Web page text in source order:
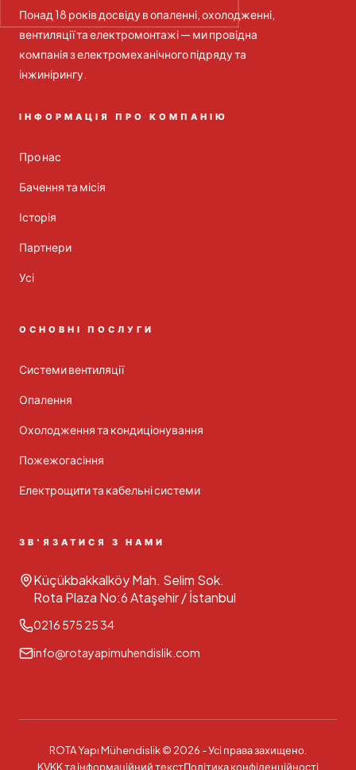
Понад 18 років досвіду в опаленні, охолодженні,
вентиляції та електромонтажі — ми провідна
компанія з електромеханічного підряду та
інжинірингу.
ІНФОРМАЦІЯ ПРО КОМПАНІЮ
Про нас
Бачення та місія
Історія
Партнери
Усі
ОСНОВНІ ПОСЛУГИ
Системи вентиляції
Опалення
Охолодження та кондиціонування
Пожежогасіння
Електрощити та кабельні системи
ЗВ'ЯЗАТИСЯ З НАМИ
Küçükbakkalköy Mah. Selim Sok.
Rota Plaza No:6 Ataşehir / İstanbul
0216 575 25 34
info@rotayapimuhendislik.com
ROTA Yapı Mühendislik © 2026 -Усі права захищено.
KVKK та інформаційний текстПолітика конфіденційності